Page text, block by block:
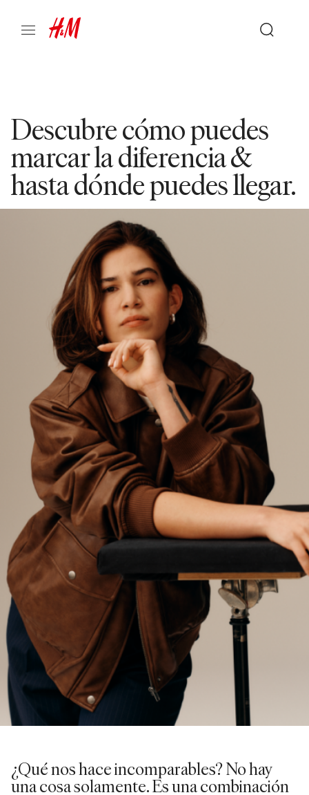
Descubre cómo puedes
marcar la diferencia &
hasta dónde puedes llegar.
¿Qué nos hace incomparables? No hay
una cosa solamente. Es una combinación